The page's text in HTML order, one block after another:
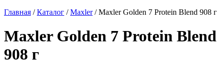
Главная /Каталог /Maxler/Maxler Golden 7 Protein Blend 908 г
Maxler Golden 7 Protein Blend
908 г